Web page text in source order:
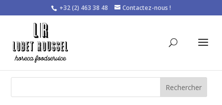
+32 (2) 463 38 48 Contactez-nous !
Rechercher